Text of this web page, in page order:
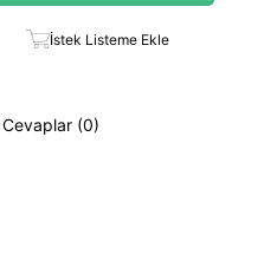
İstek Listeme Ekle
(0)